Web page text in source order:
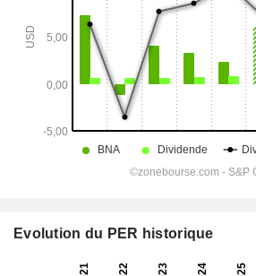
Evolution du PER historique